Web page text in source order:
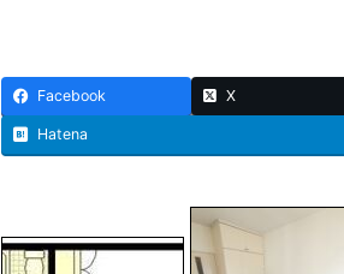
Facebook X
Hatena